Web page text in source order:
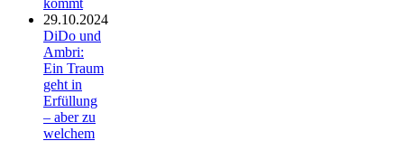
kommt
29.10.2024
DiDo und
Ambri:
Ein Traum
geht in
Erfüllung
– aber zu
welchem